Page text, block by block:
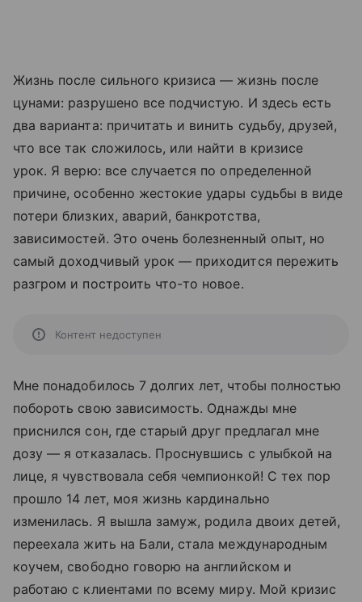
Жизнь после сильного кризиса — жизнь после
цунами: разрушено все подчистую. И здесь есть
два варианта: причитать и винить судьбу, друзей,
что все так сложилось, или найти в кризисе
урок. Я верю: все случается по определенной
причине, особенно жестокие удары судьбы в виде
потери близких, аварий, банкротства,
зависимостей. Это очень болезненный опыт, но
самый доходчивый урок — приходится пережить
разгром и построить что-то новое.
Контент недоступен
Мне понадобилось 7 долгих лет, чтобы полностью
побороть свою зависимость. Однажды мне
приснился сон, где старый друг предлагал мне
дозу — я отказалась. Проснувшись с улыбкой на
лице, я чувствовала себя чемпионкой! С тех пор
прошло 14 лет, моя жизнь кардинально
изменилась. Я вышла замуж, родила двоих детей,
переехала жить на Бали, стала международным
коучем, свободно говорю на английском и
работаю с клиентами по всему миру. Мой кризис